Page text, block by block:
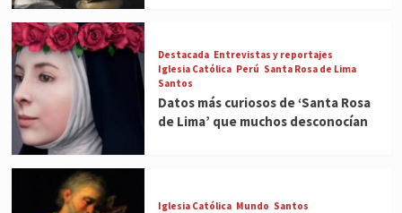
Destacada Entrevistas y reportajes
Iglesia Católica Perú Santa Rosa de Lima
Santos
Datos más curiosos de ‘Santa Rosa
de Lima’ que muchos desconocían
Iglesia Católica Mundo Santos